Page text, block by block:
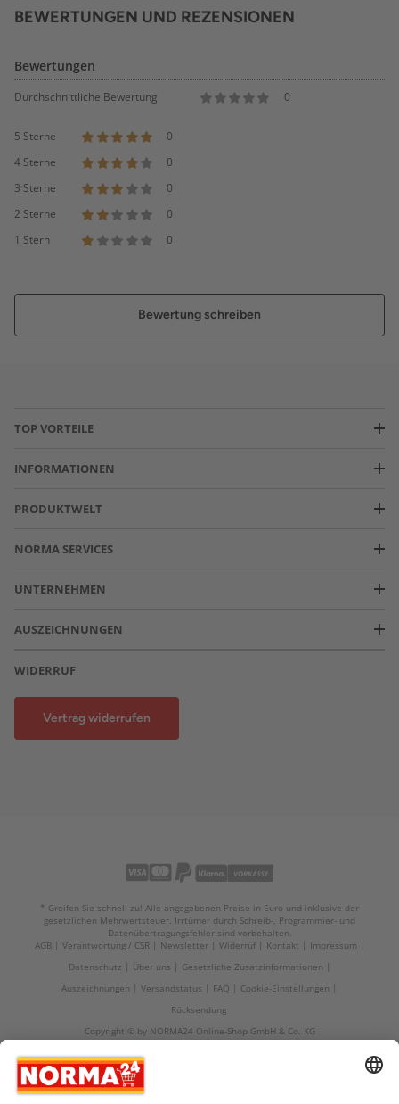
BEWERTUNGEN UND REZENSIONEN
Bewertungen
Durchschnittliche Bewertung 0
5 Sterne
0
4 Sterne
0
3 Sterne
0
2 Sterne
0
1 Stern
0
Bewertung schreiben
TOP VORTEILE
INFORMATIONEN
PRODUKTWELT
NORMA SERVICES
UNTERNEHMEN
AUSZEICHNUNGEN
WIDERRUF
Vertrag widerrufen
* Greifen Sie schnell zu! Alle angegebenen Preise in Euro und inklusive der
gesetzlichen Mehrwertsteuer. Irrtümer durch Schreib-, Programmier- und
Datenübertragungsfehler sind vorbehalten.
AGB
Verantwortung / CSR Newsletter Widerruf Kontakt
Impressum
Datenschutz
Über uns
Gesetzliche Zusatzinformationen
Auszeichnungen
Versandstatus FAQ
Cookie-Einstellungen
Rücksendung
Copyright © by NORMA24 Online-Shop GmbH & Co. KG